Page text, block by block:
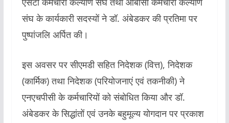
संघ के कार्यकारी सदस्यों ने डॉ. अंबेडकर की प्रतिमा पर
पुष्पांजलि अर्पित की।
इस अवसर पर सीएमडी सहित निदेशक (वित्त), निदेशक
(कार्मिक) तथा निदेशक (परियोजनाएं एवं तकनीकी) ने
एनएचपीसी के कर्मचारियों को संबोधित किया और डॉ.
अंबेडकर के सिद्धांतों एवं उनके बहुमूल्य योगदान पर प्रकाश